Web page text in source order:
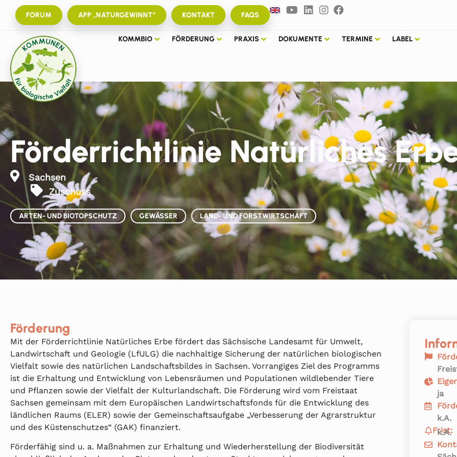
FORUM APP „NATURGEWINNT“ KONTAKT FAQS
KOMMBIO FÖRDERUNG PRAXIS DOKUMENTE TERMINE LABEL
Förderrichtlinie Natürliches
Sachsen
Zuschuss
ARTEN- UND BIOTOPSCHUTZ GEWÄSSER LAND- UND FORSTWIRTSCHAFT
Förderung
Mit der Förderrichtlinie Natürliches Erbe fördert das Sächsische Landesamt für Umwelt,
Landwirtschaft und Geologie (LfULG) die nachhaltige Sicherung der natürlichen biologischen
Vielfalt sowie des natürlichen Landschaftsbildes in Sachsen. Vorrangiges Ziel des Programms
ist die Erhaltung und Entwicklung von Lebensräumen und Populationen wildlebender Tiere
und Pflanzen sowie der Vielfalt der Kulturlandschaft. Die Förderung wird vom Freistaat
Sachsen gemeinsam mit dem Europäischen Landwirtschaftsfonds für die Entwicklung des
ländlichen Raums (ELER) sowie der Gemeinschaftsaufgabe „Verbesserung der Agrarstruktur
und des Küstenschutzes“ (GAK) finanziert.
Förderfähig sind u. a. Maßnahmen zur Erhaltung und Wiederherstellung der Biodiversität
ja
k.A.
Frist:
k.A.